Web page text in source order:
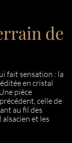
de
fait sensation : la
en cristal
pièce
celle de
au fil des
et les